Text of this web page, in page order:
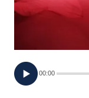
MONACO
RMC
00:00